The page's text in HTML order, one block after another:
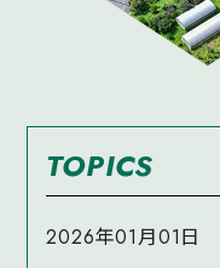
TOPICS
2026年01月01日